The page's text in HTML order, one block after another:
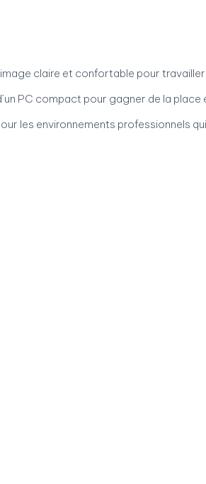
claire et confortable pour
PC compact pour gagner de la place
les environnements professionnels